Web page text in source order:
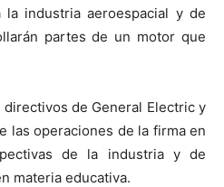
la industria aeroespacial y de
partes de un motor que
de General Electric y
las operaciones de la firma en
de la industria y de
materia educativa.